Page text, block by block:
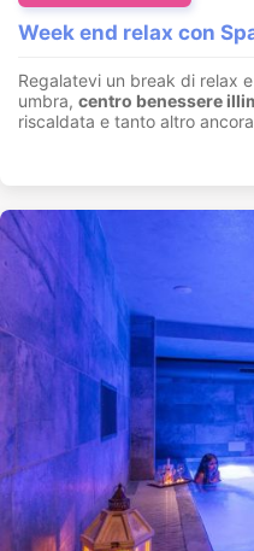
Week end relax con
Regalatevi un break di relax
umbra, centro benessere
riscaldata e tanto altro